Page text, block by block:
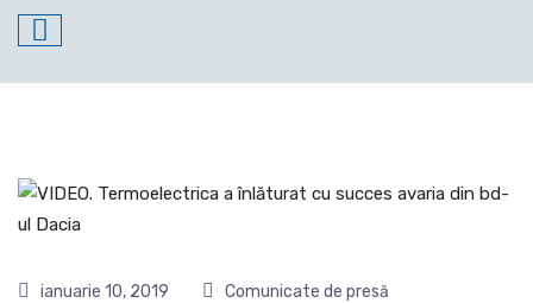
ianuarie 10, 2019 Comunicate de presă